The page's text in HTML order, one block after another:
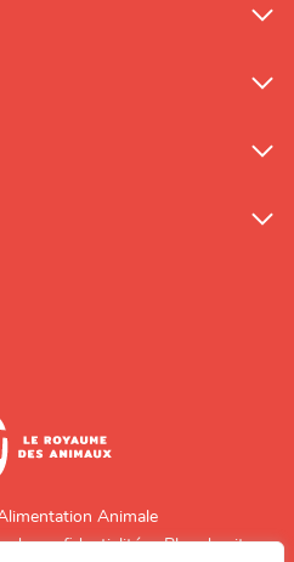
Animale
de confidentialité Plan du site